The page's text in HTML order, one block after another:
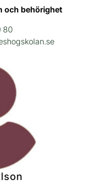
och behörighet
80